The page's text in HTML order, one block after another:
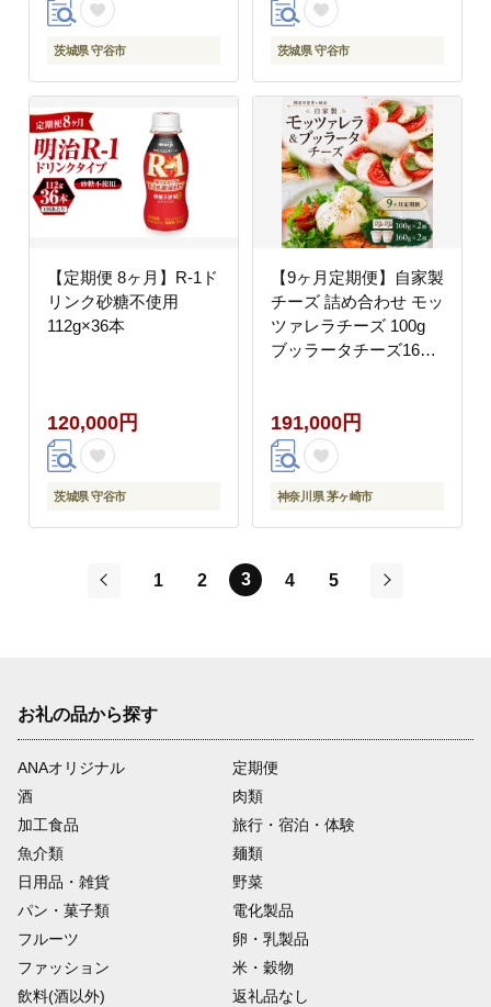
茨城県 守谷市 茨城県 守谷市
【定期便 8ヶ月】R-1ド
リンク砂糖不使用
112g×36本
120,000円
茨城県 守谷市
【9ヶ月定期便】自家製
チーズ 詰め合わせ モッ
ツァレラチーズ 100g
ブッラータチーズ160g
ァレラ ブッラータ 手作
り Osteria e Bottega S
神奈川県 湘南 茅ケ崎
フレッシュチーズ おつ
191,000円
神奈川県 茅ヶ崎市
1 2 3 4
5
お礼の品から探す
ANAオリジナル
定期便
酒
肉類
加工食品
旅行・宿泊・体験
魚介類
麺類
日用品・雑貨
野菜
パン・菓子類
電化製品
フルーツ
卵・乳製品
ファッション
米・穀物
飲料(酒以外)
返礼品なし